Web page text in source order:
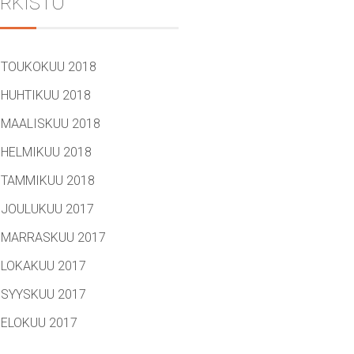
TOUKOKUU 2018
HUHTIKUU 2018
MAALISKUU 2018
HELMIKUU 2018
TAMMIKUU 2018
JOULUKUU 2017
MARRASKUU 2017
LOKAKUU 2017
SYYSKUU 2017
ELOKUU 2017